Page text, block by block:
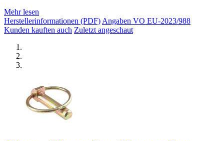
Mehr lesen
Herstellerinformationen (PDF)Angaben VO EU-2023/988
Kunden kauften auch Zuletzt angeschaut